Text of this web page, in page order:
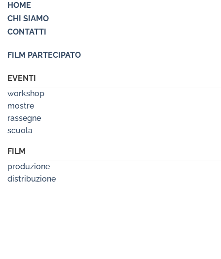
HOME
CHI SIAMO
CONTATTI
FILM PARTECIPATO
EVENTI
workshop
mostre
rassegne
scuola
FILM
produzione
distribuzione